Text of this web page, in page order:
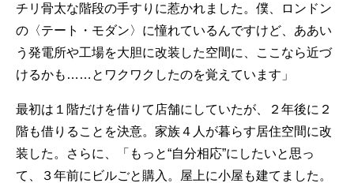
チリ骨太な階段の手すりに惹かれました。僕、ロンドン
の〈テート・モダン〉に憧れているんですけど、ああい
う発電所や工場を大胆に改装した空間に、ここなら近づ
けるかも……とワクワクしたのを覚えています」
最初は１階だけを借りて店舗にしていたが、２年後に２
階も借りることを決意。家族４人が暮らす居住空間に改
装した。さらに、「もっと“自分相応”にしたいと思っ
て、３年前にビルごと購入。屋上に小屋も建てました。